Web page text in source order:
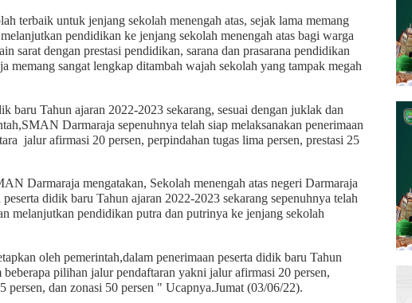
terbaik untuk jenjang sekolah menengah atas, sejak lama memang
pendidikan ke jenjang sekolah menengah atas bagi warga
sarat dengan prestasi pendidikan, sarana dan prasarana pendidikan
sangat lengkap ditambah wajah sekolah yang tampak megah
baru Tahun ajaran 2022-2023 sekarang, sesuai dengan juklak dan
Darmaraja sepenuhnya telah siap melaksanakan penerimaan
jalur afirmasi 20 persen, perpindahan tugas lima persen, prestasi 25
Darmaraja mengatakan, Sekolah menengah atas negeri Darmaraja
didik baru Tahun ajaran 2022-2023 sekarang sepenuhnya telah
melanjutkan pendidikan putra dan putrinya ke jenjang sekolah
oleh pemerintah,dalam penerimaan peserta didik baru Tahun
pilihan jalur pendaftaran yakni jalur afirmasi 20 persen,
persen, dan zonasi 50 persen " Ucapnya.Jumat (03/06/22).